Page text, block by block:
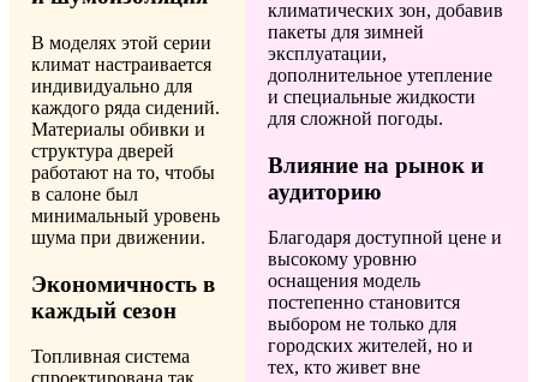
В моделях этой серии
климат настраивается
индивидуально для
каждого ряда сидений.
Материалы обивки и
структура дверей
работают на то, чтобы
в салоне был
минимальный уровень
шума при движении.
Экономичность в
каждый сезон
Топливная система
климатических зон, добавив
пакеты для зимней
эксплуатации,
дополнительное утепление
и специальные жидкости
для сложной погоды.
Влияние на рынок и
аудиторию
Благодаря доступной цене и
высокому уровню
оснащения модель
постепенно становится
выбором не только для
городских жителей, но и
тех, кто живет вне